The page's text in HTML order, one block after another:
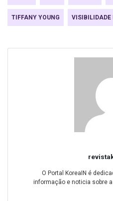
TIFFANY YOUNG VISIBILIDADE
O Portal KoreaIN é
informação e noticia sobre